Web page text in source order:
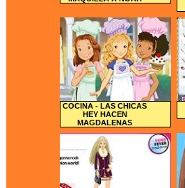
COCINA - LAS CHICAS
HEY HACEN
MAGDALENAS